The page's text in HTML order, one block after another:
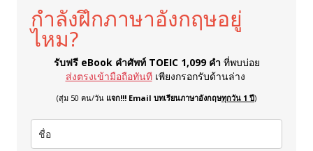
กำลังฝึกภาษาอังกฤษอยู่
ไหม?
รับฟรี eBook คำศัพท์ TOEIC 1,099 คำ ที่พบบ่อย
ส่งตรงเข้ามือถือทันที เพียงกรอกรับด้านล่าง
(สุ่ม 50 คน/วัน แจก!!! Email บทเรียนภาษาอังกฤษทุกวัน 1 ปี)